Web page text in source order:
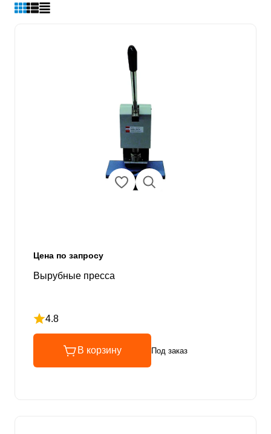
Цена по запросу
Вырубные пресса
4.8
Рейтинг 4.8 из 5
В корзину Под заказ